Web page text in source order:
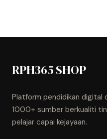
RPH365 SHOP
Platform pendidikan digital
1000+ sumber berkualiti
pelajar capai kejayaan.